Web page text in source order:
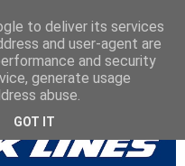
to deliver its services
and user-agent are
and security
generate usage
abuse.
GOT IT